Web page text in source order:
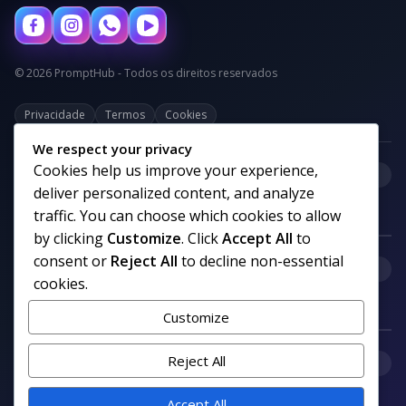
© 2026 PromptHub - Todos os direitos reservados
Privacidade Termos Cookies
Categorias
Links uteis
We respect your privacy
Cookies help us improve your experience,
deliver personalized content, and analyze
traffic. You can choose which cookies to allow
by clicking Customize. ClickAccept All to
consent or Reject All to decline non-essential
cookies.
Customize
Reject All